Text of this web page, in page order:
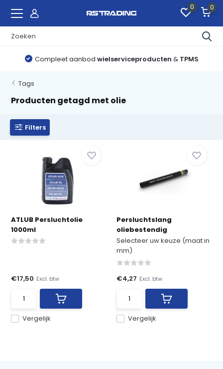
0 0
Compleet aanbod wielserviceproducten & TPMS
Tags
Producten getagd met olie
Filters
ATLUB Persluchtolie
1000ml
Vergelijk
€17,50 Excl. btw
Persluchtslang
oliebestendig
Selecteer uw keuze (maat in
mm)
Vergelijk
€4,27 Excl. btw